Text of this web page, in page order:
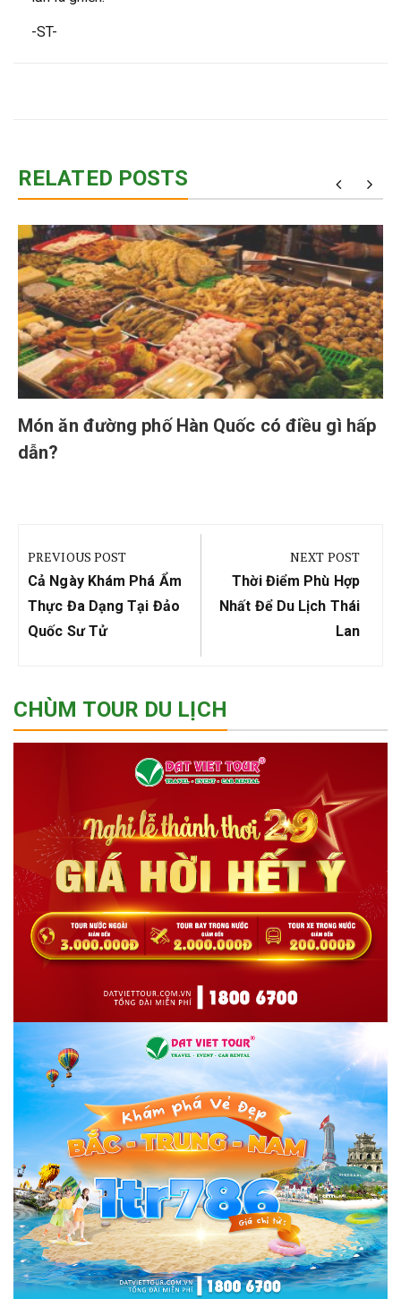
-ST-
RELATED POSTS
Món ăn đường phố Hàn Quốc có điều gì hấp
dẫn?
hướng
bài
viết
PREVIOUS POST
Previous
Post:
Cả Ngày Khám Phá Ẩm
Thực Đa Dạng Tại Đảo
Quốc Sư Tử
NEXT POST
Next
Post:
Thời Điểm Phù Hợp
Nhất Để Du Lịch Thái
Lan
CHÙM TOUR DU LỊCH